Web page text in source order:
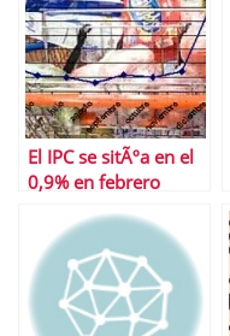
El IPC se sitÃºa en el
0,9% en febrero